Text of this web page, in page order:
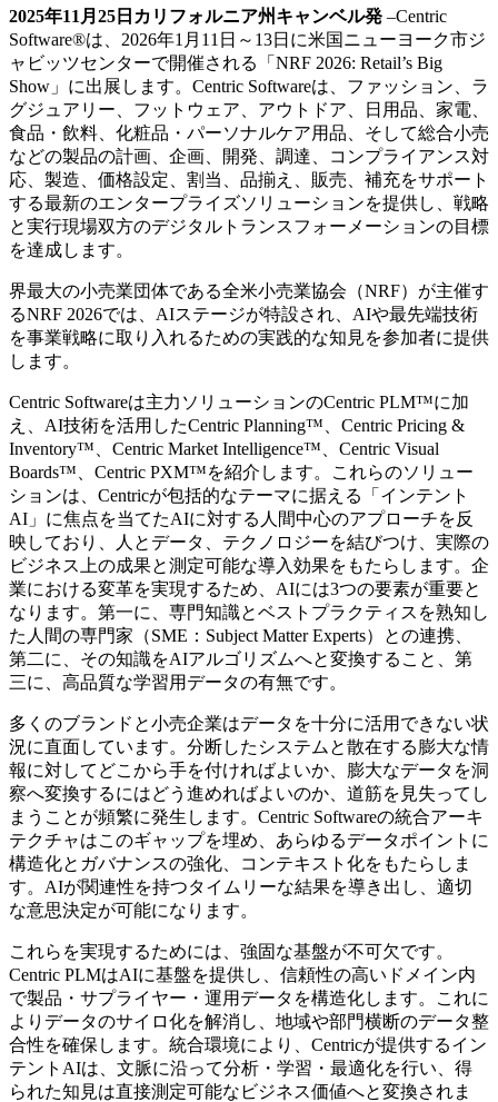
2025年11 月 25 日カリフォルニア州キャンベル発 –Centric
Software®は、2026年1月11日～13日に米国ニューヨーク市ジ
ャビッツセンターで開催される「NRF 2026: Retail’s Big
Show」に出展します。Centric Softwareは、ファッション、ラ
グジュアリー、フットウェア、アウトドア、日用品、家電、
食品・飲料、化粧品・パーソナルケア用品、そして総合小売
などの製品の計画、企画、開発、調達、コンプライアンス対
応、製造、価格設定、割当、品揃え、販売、補充をサポート
する最新のエンタープライズソリューションを提供し、戦略
と実行現場双方のデジタルトランスフォーメーションの目標
を達成します。
界最大の小売業団体である全米小売業協会（NRF）が主催す
るNRF 2026では、AIステージが特設され、AIや最先端技術
を事業戦略に取り入れるための実践的な知見を参加者に提供
します。
Centric Softwareは主力ソリューションのCentric PLM™に加
え、AI技術を活用したCentric Planning™、Centric Pricing &
Inventory™、Centric Market Intelligence™、Centric Visual
Boards™、Centric PXM™を紹介します。これらのソリュー
ションは、Centricが包括的なテーマに据える「インテント
AI」に焦点を当てたAIに対する人間中心のアプローチを反
映しており、人とデータ、テクノロジーを結びつけ、実際の
ビジネス上の成果と測定可能な導入効果をもたらします。企
業における変革を実現するため、AIには3つの要素が重要と
なります。第一に、専門知識とベストプラクティスを熟知し
た人間の専門家（SME：Subject Matter Experts）との連携、
第二に、その知識をAIアルゴリズムへと変換すること、第
三に、高品質な学習用データの有無です。
多くのブランドと小売企業はデータを十分に活用できない状
況に直面しています。分断したシステムと散在する膨大な情
報に対してどこから手を付ければよいか、膨大なデータを洞
察へ変換するにはどう進めればよいのか、道筋を見失ってし
まうことが頻繁に発生します。Centric Softwareの統合アーキ
テクチャはこのギャップを埋め、あらゆるデータポイントに
構造化とガバナンスの強化、コンテキスト化をもたらしま
す。AIが関連性を持つタイムリーな結果を導き出し、適切
な意思決定が可能になります。
これらを実現するためには、強固な基盤が不可欠です。
Centric PLMはAIに基盤を提供し、信頼性の高いドメイン内
で製品・サプライヤー・運用データを構造化します。これに
よりデータのサイロ化を解消し、地域や部門横断のデータ整
合性を確保します。統合環境により、Centricが提供するイン
テントAIは、文脈に沿って分析・学習・最適化を行い、得
られた知見は直接測定可能なビジネス価値へと変換されま